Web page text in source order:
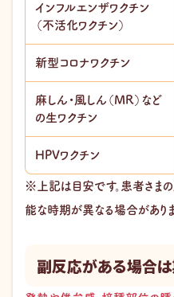
インフルエンザワクチン
（不活化ワクチン）
新型コロナワクチン
麻しん・風しん（MR）など
の生ワクチン
HPVワクチン
※上記は目安です。患者さま
能な時期が異なる場合がありま
副反応がある場合